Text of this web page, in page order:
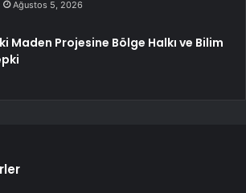
Ağustos 5, 2026
Maden Projesine Bölge Halkı ve Bilim